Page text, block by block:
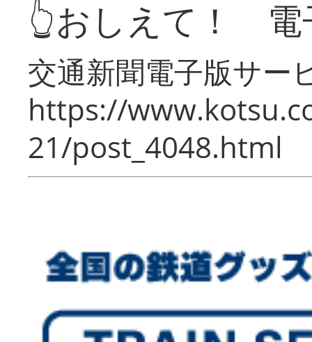
👆おしえて！ 電
交通新聞電子版サー
https://
21/post_4048.html